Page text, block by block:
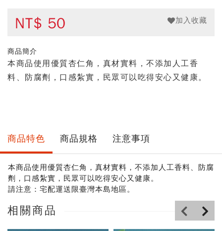
NT$ 50 加入收藏
商品簡介
本商品使用優質杏仁角，真材實料，不添加人工香
料、防腐劑，口感紮實，民眾可以吃得安心又健康。
商品特色 商品規格 注意事項
本商品使用優質杏仁角，真材實料，不添加人工香料、防腐
劑，口感紮實，民眾可以吃得安心又健康。
請注意：宅配運送限臺灣本島地區。
相關商品